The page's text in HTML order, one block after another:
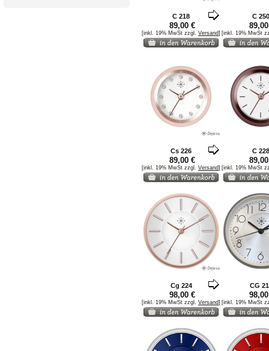
C 218 C 250
89,00 €
[inkl. 19% MwSt zzgl. Versand] [inkl. 19% MwSt
Cs 226 C 228
89,00 €
[inkl. 19% MwSt zzgl. Versand] [inkl. 19% MwSt
Cg 224 CG
98,00 €
[inkl. 19% MwSt zzgl. Versand] [inkl. 19% MwSt